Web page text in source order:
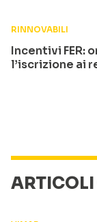
RINNOVABILI
Incentivi FER:
l’iscrizione ai
ARTICOLI